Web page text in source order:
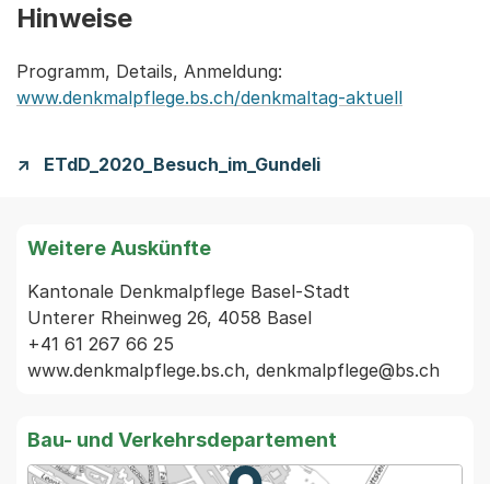
Hinweise
Programm, Details, Anmeldung:
www.denkmalpflege.bs.ch/denkmaltag-aktuell
ETdD_2020_Besuch_im_Gundeli
Weitere Auskünfte
Kantonale Denkmalpflege Basel-Stadt
Unterer Rheinweg 26, 4058 Basel
+41 61 267 66 25
Bau- und Verkehrsdepartement